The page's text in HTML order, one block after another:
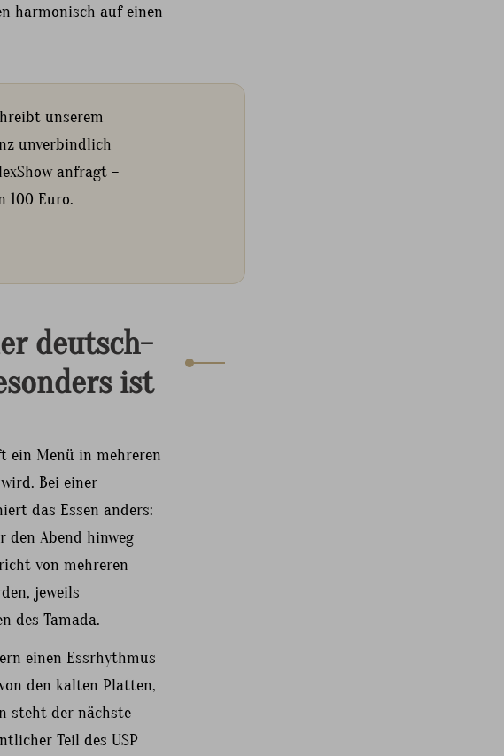
harmonisch auf einen
unserem
unverbindlich
anfragt –
100 Euro.
deutsch-
ist
ein Menü in mehreren
Bei einer
das Essen anders:
den Abend hinweg
von mehreren
jeweils
des Tamada.
einen Essrhythmus
den kalten Platten,
steht der nächste
Teil des USP